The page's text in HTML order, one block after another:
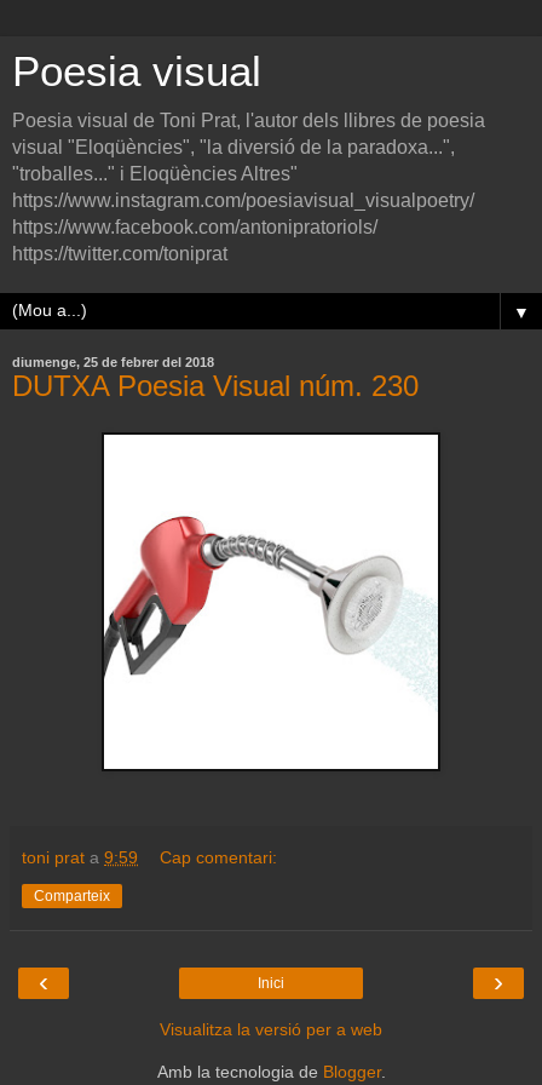
Poesia visual
Poesia visual de Toni Prat, l'autor dels llibres de poesia
visual "Eloqüències", "la diversió de la paradoxa...",
"troballes..." i Eloqüències Altres"
https://www.instagram.com/poesiavisual_visualpoetry/
https://www.facebook.com/antonipratoriols/
https://twitter.com/toniprat
▼
diumenge, 25 de febrer del 2018
DUTXA Poesia Visual núm. 230
toni prat a 9:59 Cap comentari:
Comparteix
‹ ›
Inici
Visualitza la versió per a web
Amb la tecnologia de Blogger.